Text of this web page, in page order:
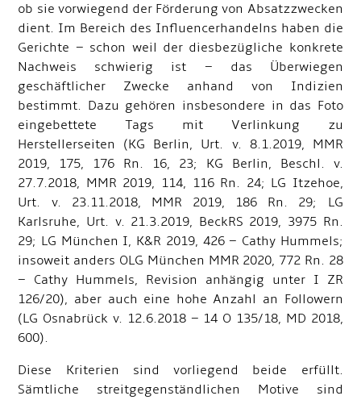
ob sie vorwiegend der Förderung von Absatzzwecken
dient. Im Bereich des Influencerhandelns haben die
Gerichte – schon weil der diesbezügliche konkrete
Nachweis schwierig ist – das Überwiegen
geschäftlicher Zwecke anhand von Indizien
bestimmt. Dazu gehören insbesondere in das Foto
eingebettete Tags mit Verlinkung zu
Herstellerseiten (KG Berlin, Urt. v. 8.1.2019, MMR
2019, 175, 176 Rn. 16, 23; KG Berlin, Beschl. v.
27.7.2018, MMR 2019, 114, 116 Rn. 24; LG Itzehoe,
Urt. v. 23.11.2018, MMR 2019, 186 Rn. 29; LG
Karlsruhe, Urt. v. 21.3.2019, BeckRS 2019, 3975 Rn.
29; LG München I, K&R 2019, 426 – Cathy Hummels;
insoweit anders OLG München MMR 2020, 772 Rn. 28
– Cathy Hummels, Revision anhängig unter I ZR
126/20), aber auch eine hohe Anzahl an Followern
(LG Osnabrück v. 12.6.2018 – 14 O 135/18, MD 2018,
600).
Diese Kriterien sind vorliegend beide erfüllt.
Sämtliche streitgegenständlichen Motive sind